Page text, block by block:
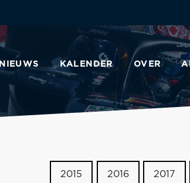
NIEUWS KALENDER OVER
2015 2016 2017